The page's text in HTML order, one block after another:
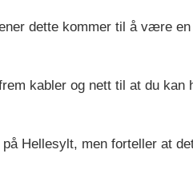
dette kommer til å være
kabler og nett til at du
Hellesylt, men forteller at